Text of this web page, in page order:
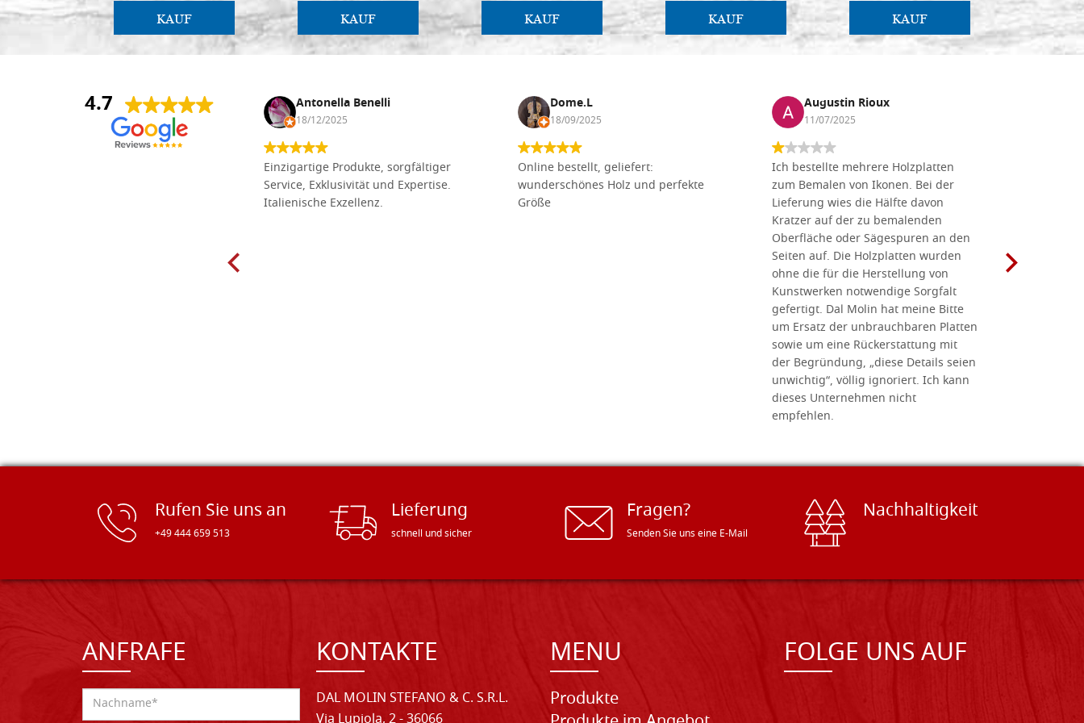
KAUF KAUF KAUF KAUF KAUF
4.7
Anna Maria Negri Antonella Benelli
18/12/2025
Einzigartige Produkte, sorgfältiger
Service, Exklusivität und Expertise.
Italienische Exzellenz.
Dome.L
18/09/2025
Online bestellt, geliefert:
wunderschönes Holz und perfekte
Größe
Augustin Rioux
11/07/2025
Ich bestellte mehrere Holzplatten
zum Bemalen von Ikonen. Bei der
Lieferung wies die Hälfte davon
Kratzer auf der zu bemalenden
Oberfläche oder Sägespuren an den
Seiten auf. Die Holzplatten wurden
ohne die für die Herstellung von
Kunstwerken notwendige Sorgfalt
gefertigt. Dal Molin hat meine Bitte
um Ersatz der unbrauchbaren Platten
sowie um eine Rückerstattung mit
der Begründung, „diese Details seien
unwichtig“, völlig ignoriert. Ich kann
dieses Unternehmen nicht
empfehlen.
Rufen Sie uns an
+49 444 659 513
Lieferung
schnell und sicher
Fragen?
Senden Sie uns eine E-Mail
Nachhaltigkeit
ANFRAFE KONTAKTE
DAL MOLIN STEFANO & C. S.R.L.
MENU
Produkte
FOLGE UNS AUF